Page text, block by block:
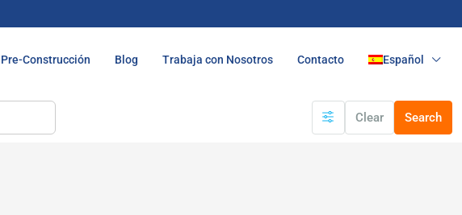
Pre-Construcción Blog Trabaja con Nosotros Contacto Español
Clear Search